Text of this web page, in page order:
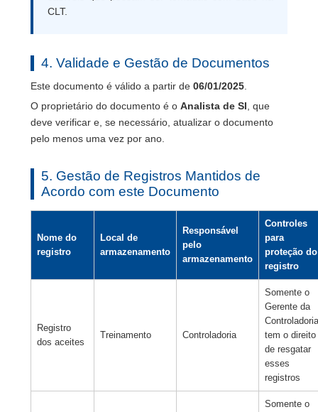
CLT.
4. Validade e Gestão de Documentos
Este documento é válido a partir de 06/01/2025.
O proprietário do documento é o Analista de SI, que
deve verificar e, se necessário, atualizar o documento
pelo menos uma vez por ano.
5. Gestão de Registros Mantidos de
Acordo com este Documento
Nome do
registro
Local de
armazenamento
Responsável
pelo
armazenamento
Controles
para
proteção do
registro
Registro
dos aceites
Treinamento Controladoria
Somente o
Gerente da
Controladoria
tem o direito
de resgatar
esses
registros
Somente o